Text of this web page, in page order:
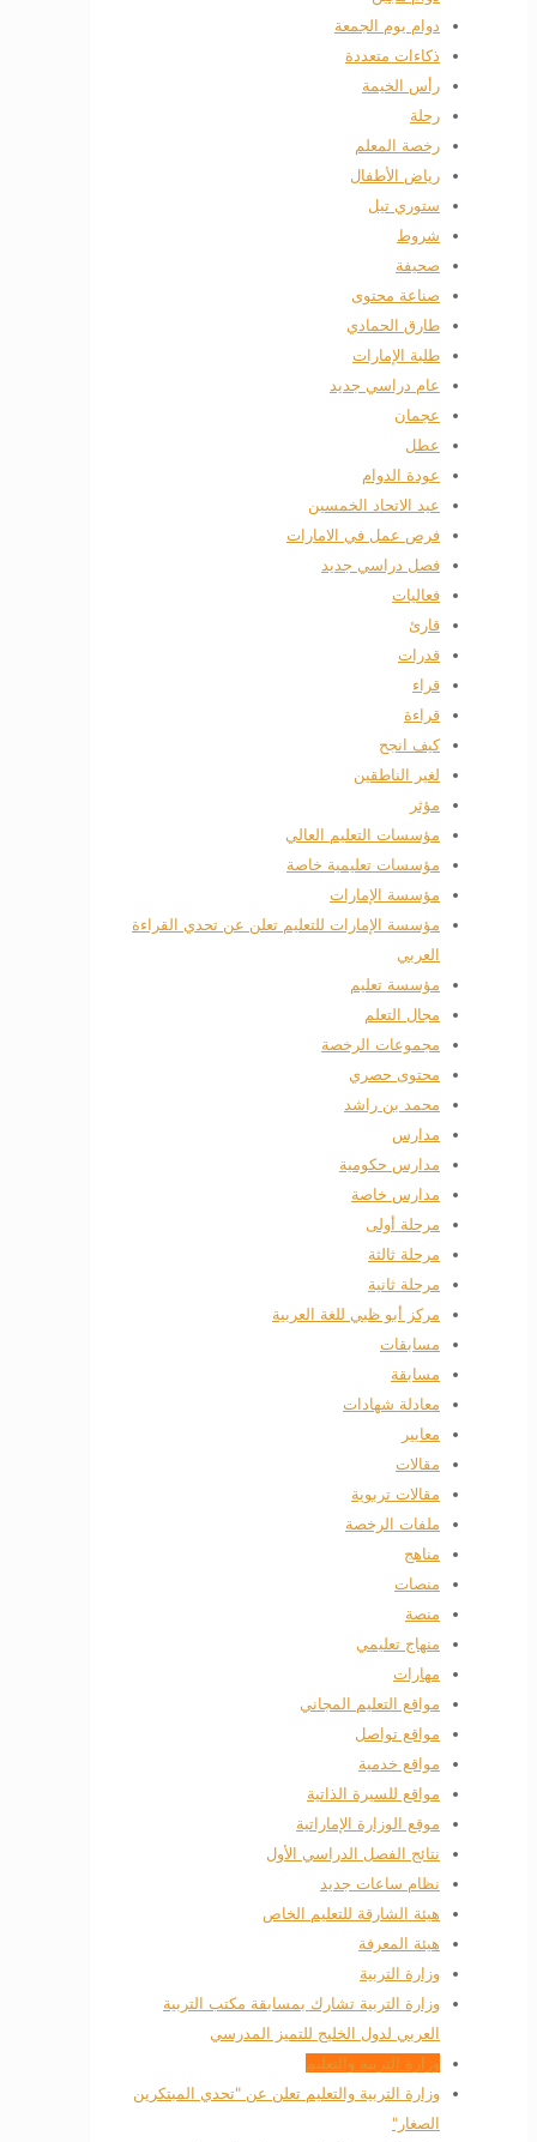
دوام يوم الجمعة
ذكاءات متعددة
رأس الخيمة
رحلة
رخصة المعلم
رياض الأطفال
ستوري تيل
شروط
صحيفة
صناعة محتوى
طارق الحمادي
طلبة الإمارات
عام دراسي جديد
عجمان
عطل
عودة الدوام
عيد الاتحاد الخمسين
فرص عمل في الامارات
فصل دراسي جديد
فعاليات
قارئ
قدرات
قراء
قراءة
كيف انجح
لغير الناطقين
مؤثر
مؤسسات التعليم العالي
مؤسسات تعليمية خاصة
مؤسسة الإمارات
مؤسسة الإمارات للتعليم تعلن عن تحدي القراءة
العربي
مؤسسة تعليم
مجال التعلم
مجموعات الرخصة
محتوى حصري
محمد بن راشد
مدارس
مدارس حكومية
مدارس خاصة
مرحلة أولى
مرحلة ثالثة
مرحلة ثانية
مركز أبو ظبي للغة العربية
مسابقات
مسابقة
معادلة شهادات
معايير
مقالات
مقالات تربوية
ملفات الرخصة
مناهج
منصات
منصة
منهاج تعليمي
مهارات
مواقع التعليم المجاني
مواقع تواصل
مواقع خدمية
مواقع للسيرة الذاتية
موقع الوزارة الإماراتية
نتائج الفصل الدراسي الأول
نظام ساعات جديد
هيئة الشارقة للتعليم الخاص
هيئة المعرفة
وزارة التربية
وزارة التربية تشارك بمسابقة مكتب التربية
العربي لدول الخليج للتميز المدرسي
وزارة التربية والتعليم
وزارة التربية والتعليم تعلن عن "تحدي المبتكرين
الصغار"